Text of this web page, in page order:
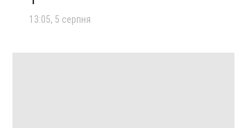
13:05, 5 серпня